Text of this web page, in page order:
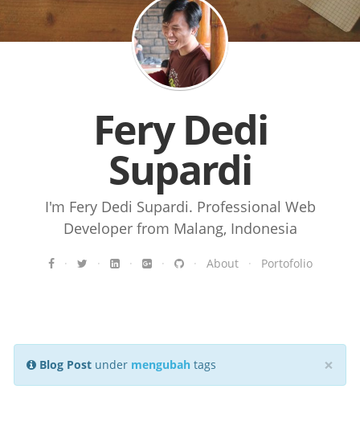
Fery Dedi
Supardi
I'm Fery Dedi Supardi. Professional Web
Developer from Malang, Indonesia
· · · · · About· Portofolio
×
Blog Post under mengubah tags